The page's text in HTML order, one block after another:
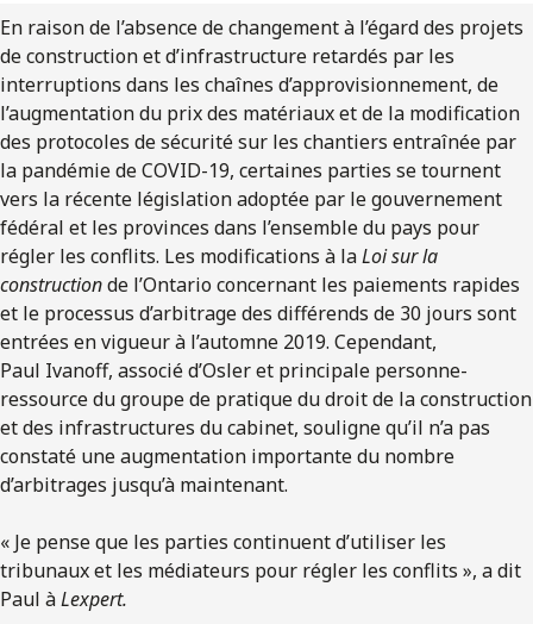
S’abonner
En raison de l’absence de changement à l’égard des projets
de construction et d’infrastructure retardés par les
interruptions dans les chaînes d’approvisionnement, de
l’augmentation du prix des matériaux et de la modification
des protocoles de sécurité sur les chantiers entraînée par
la pandémie de COVID-19, certaines parties se tournent
vers la récente législation adoptée par le gouvernement
fédéral et les provinces dans l’ensemble du pays pour
régler les conflits. Les modifications à laLoi sur la
constructionde l’Ontario concernant les paiements rapides
et le processus d’arbitrage des différends de 30 jours sont
entrées en vigueur à l’automne 2019. Cependant,
Paul Ivanoff, associé d’Osler et principale personne-
ressource du groupe de pratique du droit de la construction
et des infrastructures du cabinet, souligne qu’il n’a pas
constaté une augmentation importante du nombre
d’arbitrages jusqu’à maintenant.
« Je pense que les parties continuent d’utiliser les
tribunaux et les médiateurs pour régler les conflits », a dit
Paul àLexpert.